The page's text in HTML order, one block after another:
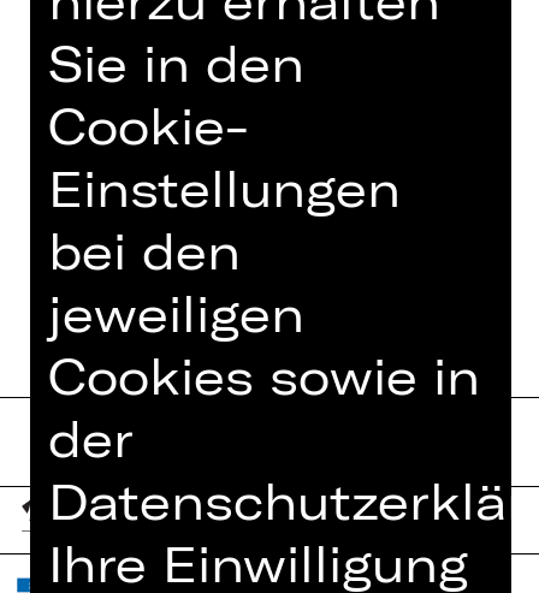
it.
TEAM
TERMINE UND BESETZUNG
Sie in den
Cookie-
Einstellungen
bei den
jeweiligen
Cookies sowie in
der
Ihre Einwilligung